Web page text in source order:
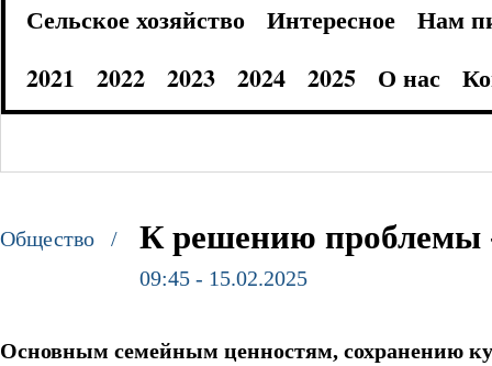
Сельское хозяйство
Интересное
Нам
2021
2022 2023 2024 2025 О нас
Общество / К решению проблемы
09:45 - 15.02.2025
Основным семейным ценностям, сохранению